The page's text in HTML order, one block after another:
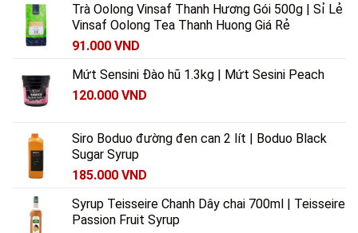
Trà Oolong Vinsaf Thanh Hương Gói 500g | Sỉ Lẻ
Vinsaf Oolong Tea Thanh Huong Giá Rẻ
91.000 VND
Mứt Sensini Đào hũ 1.3kg | Mứt Sesini Peach
120.000 VND
Siro Boduo đường đen can 2 lít | Boduo Black
Sugar Syrup
185.000 VND
Syrup Teisseire Chanh Dây chai 700ml | Teisseire
Passion Fruit Syrup